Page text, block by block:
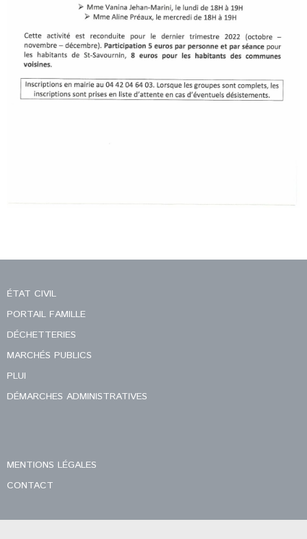
ÉTAT CIVIL
PORTAIL FAMILLE
DÉCHETTERIES
MARCHÉS PUBLICS
PLUI
DÉMARCHES ADMINISTRATIVES
MENTIONS LÉGALES
CONTACT